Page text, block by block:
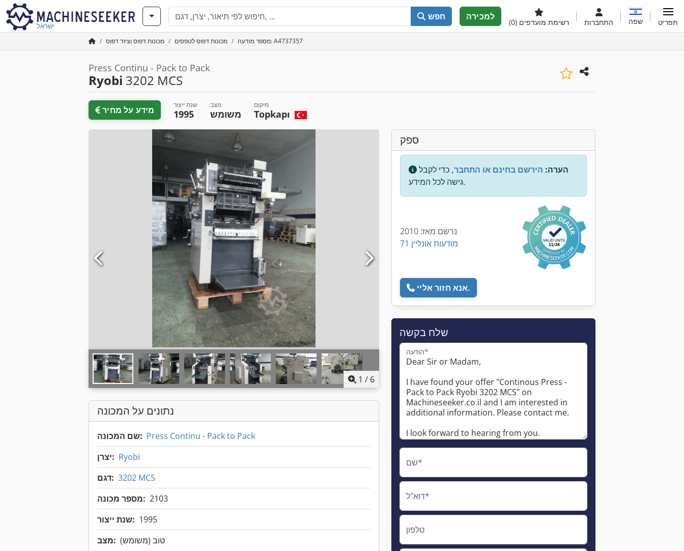
ישראל
חפש למכירה
רשימת מועדפים (0) התחברות שפה תפריט
מכונות דפוס וציוד דפוס מכונות דפוס לטפסים מספר מודעה: A4737357
Press Continu - Pack to Pack
Ryobi 3202 MCS
מידע על מחיר שנת ייצור
1995
מצב
משומש
מיקום
Topkapı
1 / 6
נתונים על המכונה
שם המכונה: Press Continu - Pack to Pack
יצרן: Ryobi
דגם: 3202 MCS
מספר מכונה: 2103
שנת ייצור: 1995
מצב: טוב (משומש)
ספק
הערה: הירשם בחינם או התחבר, כדי לקבל
גישה לכל המידע.
נרשם מאז: 2010
71 מודעות אונליין
אנא חזור אליי.
שלח בקשה
הודעה*
שם*
דוא"ל*
טלפון